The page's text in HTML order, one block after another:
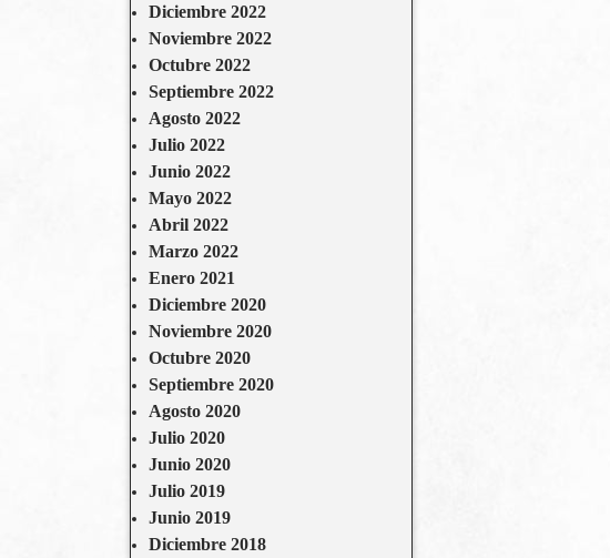
Diciembre 2022
Noviembre 2022
Octubre 2022
Septiembre 2022
Agosto 2022
Julio 2022
Junio 2022
Mayo 2022
Abril 2022
Marzo 2022
Enero 2021
Diciembre 2020
Noviembre 2020
Octubre 2020
Septiembre 2020
Agosto 2020
Julio 2020
Junio 2020
Julio 2019
Junio 2019
Diciembre 2018